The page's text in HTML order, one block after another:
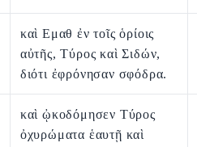
καὶ Εμαθ ἐν τοῖς ὁρίοις
αὐτῆς, Τύρος καὶ Σιδών,
διότι ἐφρόνησαν σφόδρα.
καὶ ᾠκοδόμησεν Τύρος
ὀχυρώματα ἑαυτῇ καὶ